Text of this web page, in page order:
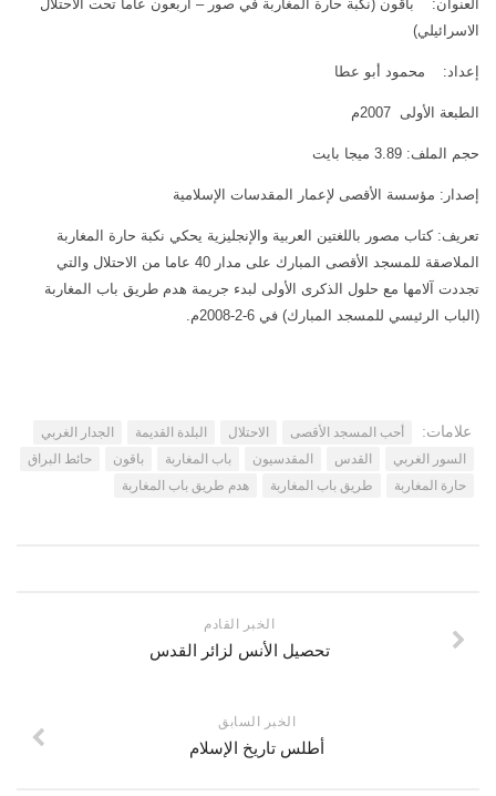
اتصل بنا
الموقع الأم
مكتبة الفيديوهات
فيديو وثائقي عن بيت المقدس
فيديو تعليمي عن بيت المقدس
فيديوهات أخرى
قرآن
دروس علمية
مكتبة الالعاب
أخرى
العنوان: باقون (نكبة حارة المغاربة في صور – اربعون عاما تحت الاحتلال
الاسرائيلي)
إعداد: محمود أبو عطا
الطبعة الأولى 2007م
حجم الملف: 3.89 ميجا بايت
إصدار: مؤسسة الأقصى لإعمار المقدسات الإسلامية
تعريف: كتاب مصور باللغتين العربية والإنجليزية يحكي نكبة حارة المغاربة
الملاصقة للمسجد الأقصى المبارك على مدار 40 عاما من الاحتلال والتي
تجددت آلامها مع حلول الذكرى الأولى لبدء جريمة هدم طريق باب المغاربة
(الباب الرئيسي للمسجد المبارك) في 6-2-2008م.
علامات: أحب المسجد الأقصى الاحتلال البلدة القديمة
الجدار الغربي
السور الغربي
القدس المقدسيون باب المغاربة باقون
حائط البراق
حارة المغاربة
طريق باب المغاربة هدم طريق باب المغاربة
الخبر القادم
تحصيل الأنس لزائر القدس
الخبر السابق
أطلس تاريخ الإسلام